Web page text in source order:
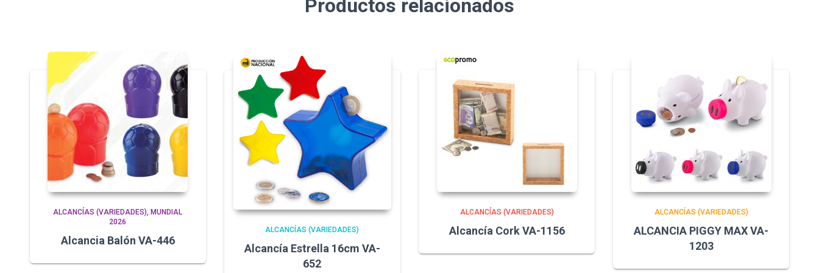
Productos relacionados
ALCANCÍAS (VARIEDADES) MUNDIAL
2026
Alcancia Balón VA-446
ALCANCÍAS (VARIEDADES)
Alcancía Estrella 16cm VA-
652
ALCANCÍAS (VARIEDADES)
Alcancía Cork VA-1156
ALCANCÍAS (VARIEDADES)
ALCANCIA PIGGY MAX VA-
1203